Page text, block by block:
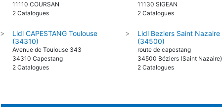
11110 COURSAN
2 Catalogues
11130 SIGEAN
2 Catalogues
>
Lidl CAPESTANG Toulouse
(34310)
Avenue de Toulouse 343
34310 Capestang
2 Catalogues
>
Lidl Beziers Saint Nazaire
(34500)
route de capestang
34500 Béziers (Saint Nazaire)
2 Catalogues